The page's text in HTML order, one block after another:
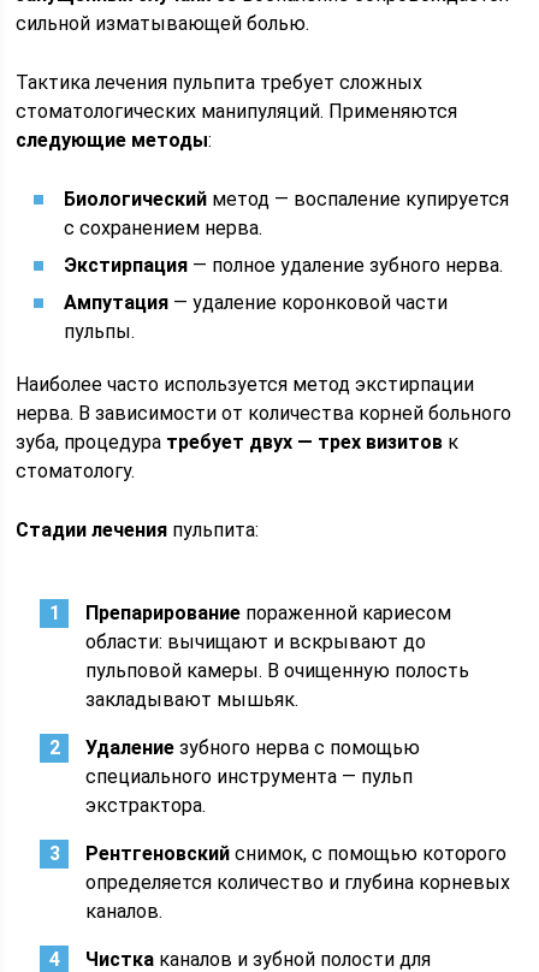
сильной изматывающей болью.
Тактика лечения пульпита требует сложных
стоматологических манипуляций. Применяются
следующие методы:
Биологический метод — воспаление купируется
с сохранением нерва.
Экстирпация — полное удаление зубного нерва.
Ампутация — удаление коронковой части
пульпы.
Наиболее часто используется метод экстирпации
нерва. В зависимости от количества корней больного
зуба, процедура требует двух — трех визитов к
стоматологу.
Стадии лечения пульпита:
Препарирование пораженной кариесом
области: вычищают и вскрывают до
пульповой камеры. В очищенную полость
закладывают мышьяк.
Удаление зубного нерва с помощью
специального инструмента — пульп
экстрактора.
Рентгеновский снимок, с помощью которого
определяется количество и глубина корневых
каналов.
Чистка каналов и зубной полости для